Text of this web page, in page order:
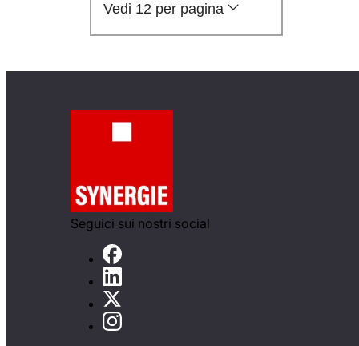
Vedi 12 per pagina
Seguici sui nostri social